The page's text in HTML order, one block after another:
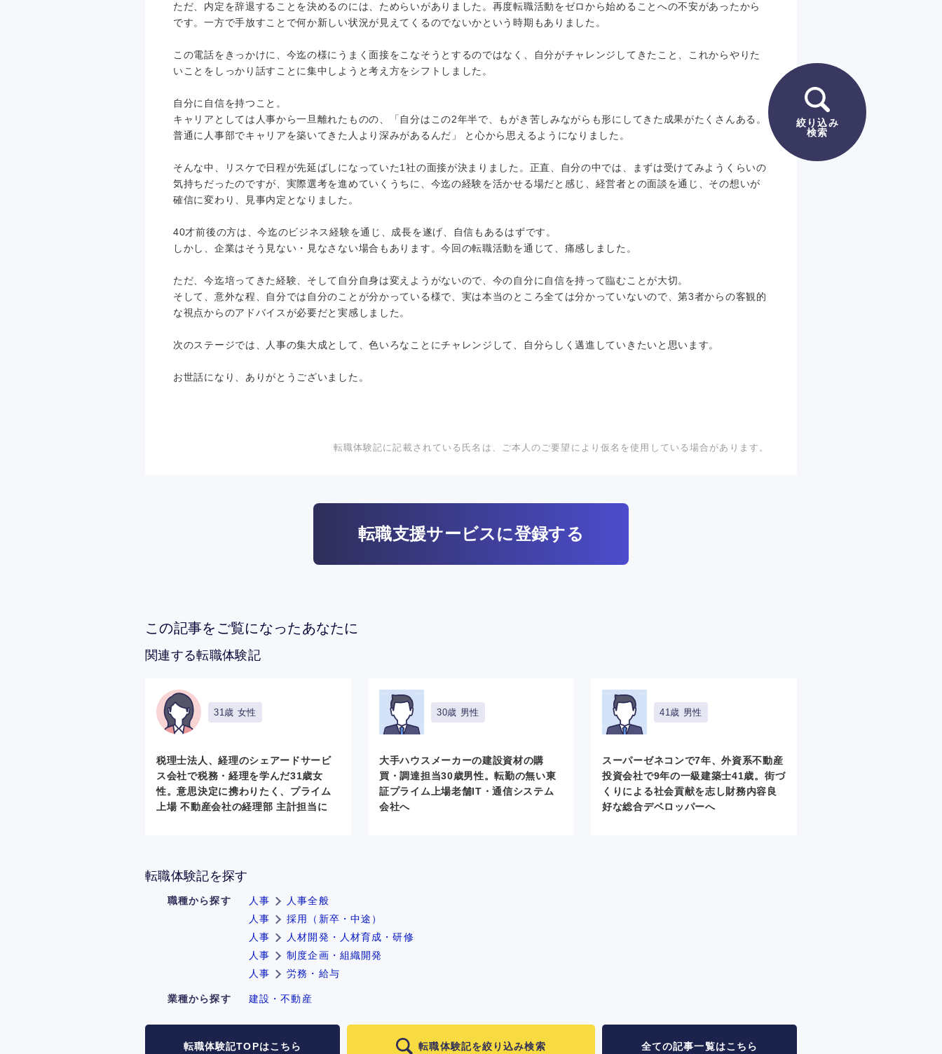
絞り込み
検索
ただ、内定を辞退することを決めるのには、ためらいがありました。再度転職活動をゼロから始めることへの不安があったから
です。一方で手放すことで何か新しい状況が見えてくるのでないかという時期もありました。
この電話をきっかけに、今迄の様にうまく面接をこなそうとするのではなく、自分がチャレンジしてきたこと、これからやりた
いことをしっかり話すことに集中しようと考え方をシフトしました。
自分に自信を持つこと。
キャリアとしては人事から一旦離れたものの、「自分はこの2年半で、もがき苦しみながらも形にしてきた成果がたくさんある。
普通に人事部でキャリアを築いてきた人より深みがあるんだ」 と心から思えるようになりました。
そんな中、リスケで日程が先延ばしになっていた1社の面接が決まりました。正直、自分の中では、まずは受けてみようくらいの
気持ちだったのですが、実際選考を進めていくうちに、今迄の経験を活かせる場だと感じ、経営者との面談を通じ、その想いが
確信に変わり、見事内定となりました。
40才前後の方は、今迄のビジネス経験を通じ、成長を遂げ、自信もあるはずです。
しかし、企業はそう見ない・見なさない場合もあります。今回の転職活動を通じて、痛感しました。
ただ、今迄培ってきた経験、そして自分自身は変えようがないので、今の自分に自信を持って臨むことが大切。
そして、意外な程、自分では自分のことが分かっている様で、実は本当のところ全ては分かっていないので、第3者からの客観的
な視点からのアドバイスが必要だと実感しました。
次のステージでは、人事の集大成として、色いろなことにチャレンジして、自分らしく邁進していきたいと思います。
お世話になり、ありがとうございました。
転職体験記に記載されている氏名は、ご本人のご要望により仮名を使用している場合があります。
転職支援サービスに登録する
この記事をご覧になったあなたに
関連する転職体験記
31歳 女性
税理士法人、経理のシェアードサービ
ス会社で税務・経理を学んだ31歳女
性。意思決定に携わりたく、プライム
上場 不動産会社の経理部 主計担当に
30歳 男性
大手ハウスメーカーの建設資材の購
買・調達担当30歳男性。転勤の無い東
証プライム上場老舗IT・通信システム
会社へ
41歳 男性
スーパーゼネコンで7年、外資系不動産
投資会社で9年の一級建築士41歳。街づ
くりによる社会貢献を志し財務内容良
好な総合デベロッパーへ
転職体験記を探す
職種から探す 人事
人事全般
人事
採用（新卒・中途）
人事
人材開発・人材育成・研修
人事
制度企画・組織開発
人事
労務・給与
業種から探す 建設・不動産
転職体験記TOPはこちら 転職体験記を絞り込み検索 全ての記事一覧はこちら